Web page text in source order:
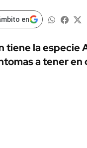
AUTOS
en
tiene la especie
a tener en